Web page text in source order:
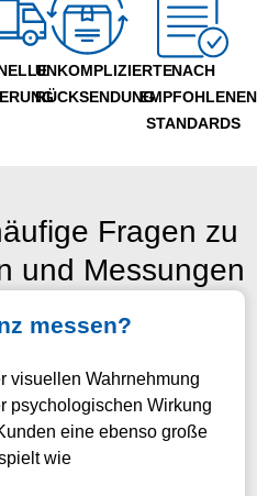
UNKOMPLIZIERTE
RÜCKSENDUNG
NACH
EMPFOHLENEN
STANDARDS
Fragen zu
und Messungen
messen?
visuellen Wahrnehmung
psychologischen Wirkung
eine ebenso große
wie